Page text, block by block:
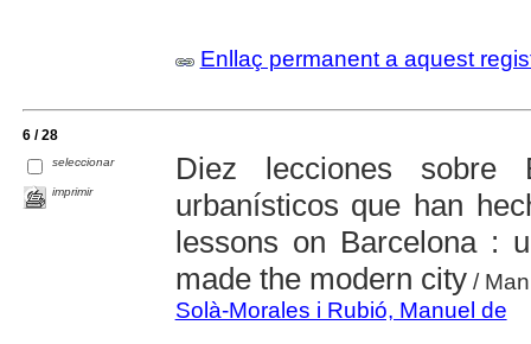
Enllaç permanent a aquest
6 / 28
seleccionar
imprimir
Diez lecciones sobre
urbanísticos que han
lessons on Barcelona :
made the modern city/
Solà-Morales i Rubió, Manuel de